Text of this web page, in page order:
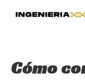
Cómo